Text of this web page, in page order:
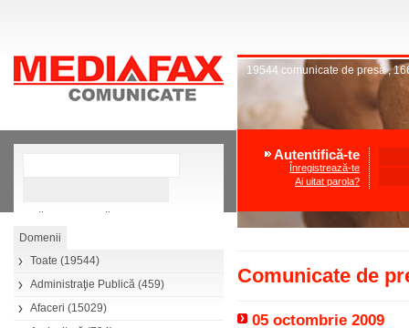
Căutare avansată
Toate (19544)
Administraţie Publică (459)
Afaceri (15029)
19544 comunicate de presă,
Autentifică-te
Înregistrează-te
Ai uitat parola?
Comunicate de
05 octombrie 2009